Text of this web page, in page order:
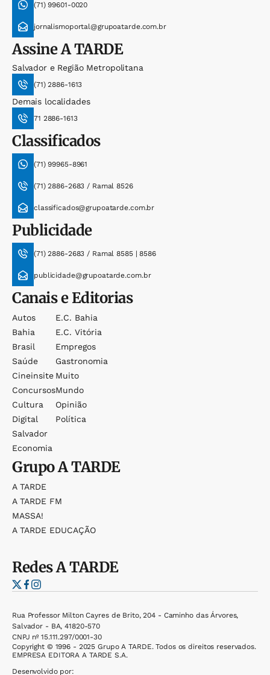
(71) 99601-0020
jornalismoportal@grupoatarde.com.br
AssineA TARDE
Salvador e Região Metropolitana
(71) 2886-1613
Demais localidades
71 2886-1613
Classificados
(71) 99965-8961
(71) 2886-2683 / Ramal 8526
classificados@grupoatarde.com.br
Publicidade
(71) 2886-2683 / Ramal 8585 | 8586
publicidade@grupoatarde.com.br
Canais e Editorias
Autos
Bahia
Brasil
Saúde
Cineinsite
Concursos
Cultura
Digital
Salvador
Economia
E.c. Bahia
E.c. Vitória
Empregos
Gastronomia
Muito
Mundo
Opinião
Política
GrupoA TARDE
A TARDE
A TARDE FM
MASSA!
A TARDE EDUCAÇÃO
RedesA TARDE
Rua Professor Milton Cayres de Brito, 204 - Caminho das Árvores,
Salvador - BA, 41820-570
CNPJ nº 15.111.297/0001-30
Copyright © 1996 - 2025 Grupo A TARDE. Todos os direitos reservados.
EMPRESA EDITORA A TARDE S.A.
Desenvolvido por: